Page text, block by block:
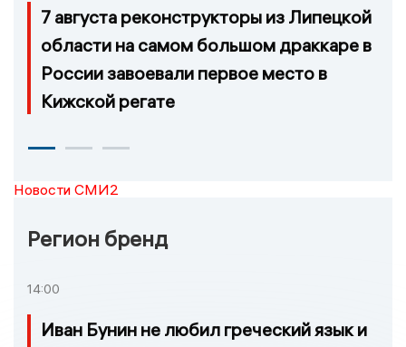
7 августа реконструкторы из Липецкой
области на самом большом драккаре в
России завоевали первое место в
Кижской регате
Новости СМИ2
Регион бренд
14:00
Иван Бунин не любил греческий язык и